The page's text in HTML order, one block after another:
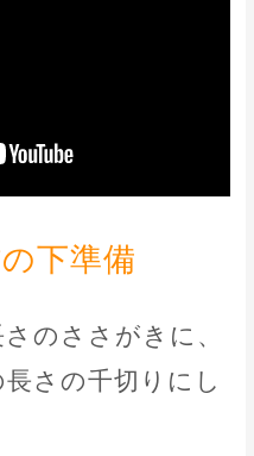
下準備
のささがきに、
さの千切りにし